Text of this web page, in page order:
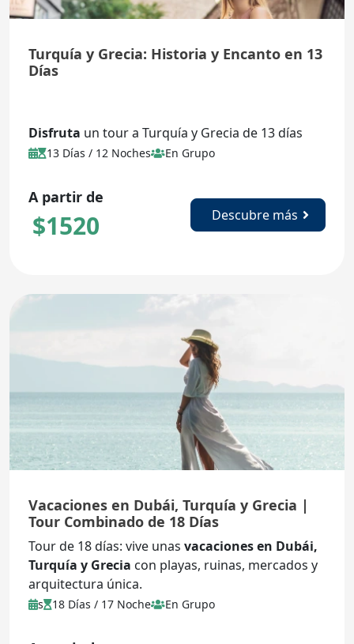
Turquía y Grecia: Historia y Encanto en 13
Días
Disfruta un tour a Turquía y Grecia de 13 días
con este tour combinado lleno de historia y
13 Días / 12 Noches En Grupo
A partir de
$1520 Descubre más
Vacaciones en Dubái, Turquía y Grecia |
Tour Combinado de 18 Días
Tour de 18 días: vive unas vacaciones en Dubái,
Turquía y Grecia con playas, ruinas, mercados y
arquitectura única.
s 18 Días / 17 Noche En Grupo